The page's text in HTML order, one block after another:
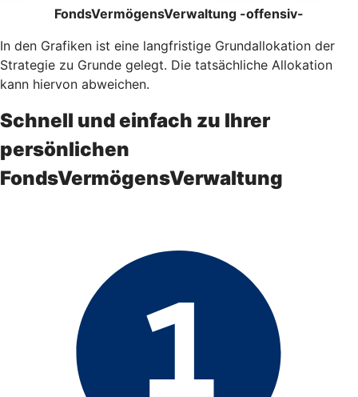
FondsVermögensVerwaltung -offensiv-
In den Grafiken ist eine langfristige Grundallokation der
Strategie zu Grunde gelegt. Die tatsächliche Allokation
kann hiervon abweichen.
Schnell und einfach zu Ihrer
persönlichen
FondsVermögensVerwaltung